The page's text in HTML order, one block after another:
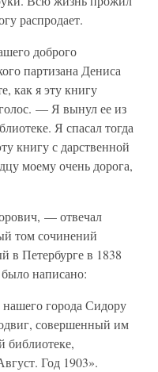
распродает.
доброго
партизана Дениса
как я эту книгу
— Я вынул ее из
Я спасал тогда
книгу с дарственной
моему очень дорога,
— отвечал
том сочинений
в Петербурге в 1838
написано:
города Сидору
совершенный им
библиотеке,
Год 1903».